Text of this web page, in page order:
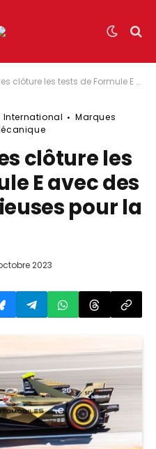
de Formule E avec des données précieuses pour la saison 10
International
Marques
clôture les
E avec des
pour la
2023